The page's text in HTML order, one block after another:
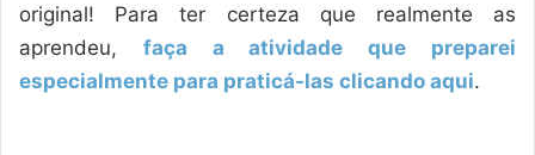
original! Para ter certeza que realmente as
aprendeu, faça a atividade que preparei
especialmente para praticá-las clicando aqui.